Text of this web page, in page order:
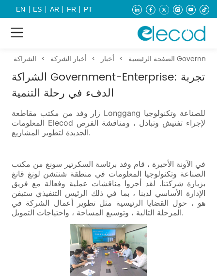
EN ES AR FR PT
الصفحة الرئيسية > أخبار > أخبار الشركة >
الشراكة Government-Enterprise: تجربة
الدفء في رحلة التنمية